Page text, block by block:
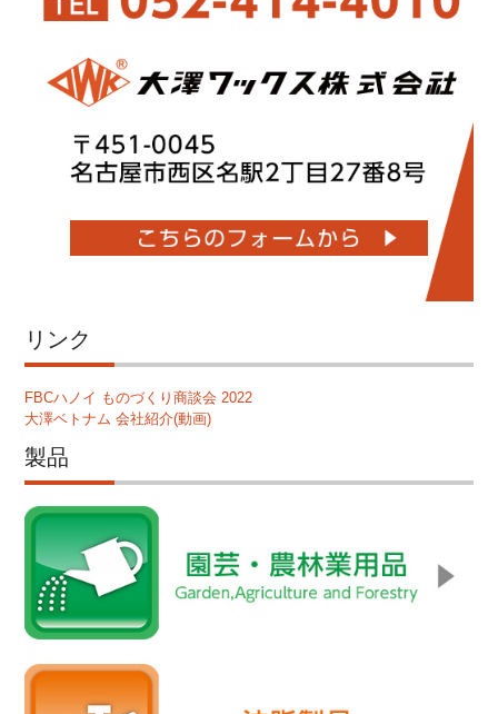
リンク
FBCハノイ ものづくり商談会 2022
大澤ベトナム 会社紹介(動画)
製品